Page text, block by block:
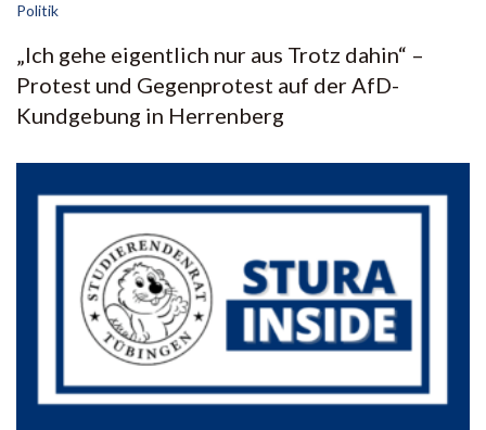
Politik
„Ich gehe eigentlich nur aus Trotz dahin“ –
Protest und Gegenprotest auf der AfD-
Kundgebung in Herrenberg